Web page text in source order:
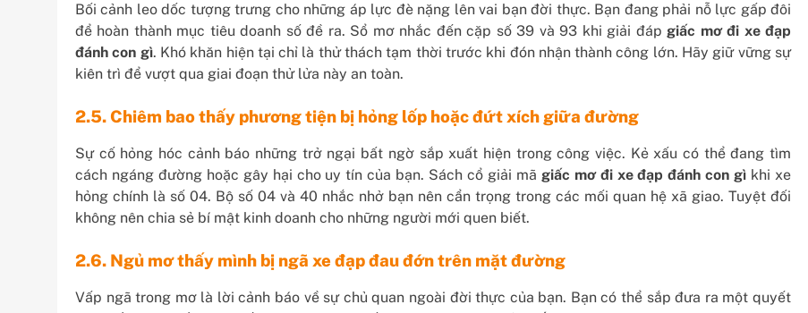
Bối cảnh leo dốc tượng trưng cho những áp lực đè nặng lên vai bạn đời thực. Bạn đang phải nỗ lực gấp đôi
để hoàn thành mục tiêu doanh số đề ra. Sổ mơ nhắc đến cặp số 39 và 93 khi giải đáp giấc mơ đi xe đạp
đánh con gì. Khó khăn hiện tại chỉ là thử thách tạm thời trước khi đón nhận thành công lớn. Hãy giữ vững sự
kiên trì để vượt qua giai đoạn thử lửa này an toàn.
2.5. Chiêm bao thấy phương tiện bị hỏng lốp hoặc đứt xích giữa đường
Sự cố hỏng hóc cảnh báo những trở ngại bất ngờ sắp xuất hiện trong công việc. Kẻ xấu có thể đang tìm
cách ngáng đường hoặc gây hại cho uy tín của bạn. Sách cổ giải mã giấc mơ đi xe đạp đánh con gì khi xe
hỏng chính là số 04. Bộ số 04 và 40 nhắc nhở bạn nên cẩn trọng trong các mối quan hệ xã giao. Tuyệt đối
không nên chia sẻ bí mật kinh doanh cho những người mới quen biết.
2.6. Ngủ mơ thấy mình bị ngã xe đạp đau đớn trên mặt đường
Vấp ngã trong mơ là lời cảnh báo về sự chủ quan ngoài đời thực của bạn. Bạn có thể sắp đưa ra một quyết